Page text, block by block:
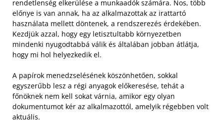
rendetlenség elkerülése a munkaadók számára. Nos, több
előnye is van annak, ha az alkalmazottak az irattartó
használata mellett döntenek, a rendszerezés érdekében.
Kezdjük azzal, hogy egy letisztultabb környezetben
mindenki nyugodtabbá válik és általában jobban átlátja,
hogy mi hol helyezkedik el.
A papírok menedzselésének köszönhetően, sokkal
egyszerűbb lesz a régi anyagok előkeresése, tehát a
főnöknek nem kell sokat várnia, amikor egy olyan
dokumentumot kér az alkalmazottól, amelyik régebben volt
aktuális.